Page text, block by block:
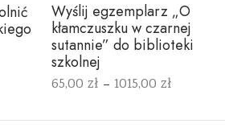
Wyślij egzemplarz „O
kłamczuszku w czarnej
sutannie” do biblioteki
szkolnej
65,00 zł – 1015,00 zł